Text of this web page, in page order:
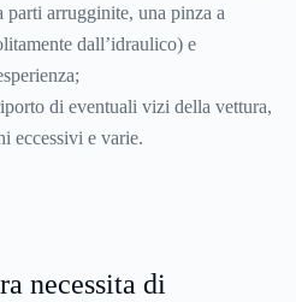
arrugginite, una pinza a
dall’idraulico) e
di eventuali vizi della vettura,
eccessivi e varie.
necessita di